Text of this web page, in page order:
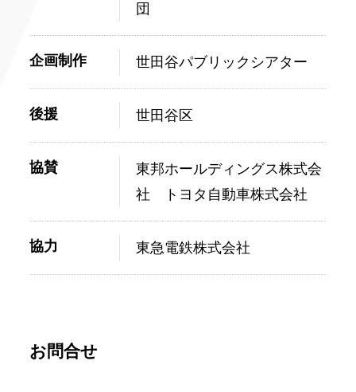
団
企画制作 世田谷パブリックシアター
後援 世田谷区
協賛
東邦ホールディングス株式会
社 トヨタ自動車株式会社
協力 東急電鉄株式会社
お問合せ